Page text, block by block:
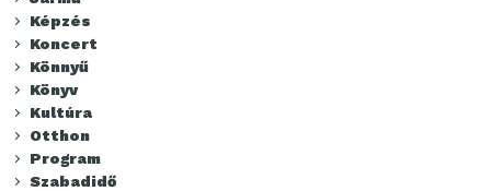
Képzés
Koncert
Könnyű
Könyv
Kultúra
Otthon
Program
Szabadidő